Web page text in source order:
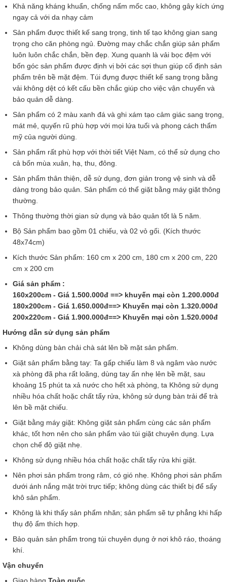
Khả năng kháng khuẩn, chống nấm mốc cao, không gây kích ứng
ngay cả với da nhạy cảm
Sản phẩm được thiết kế sang trọng, tinh tế tạo không gian sang
trọng cho căn phòng ngủ. Đường may chắc chắn giúp sản phẩm
luôn luôn chắc chắn, bền đẹp. Xung quanh là vải bọc đệm với
bốn góc sản phẩm được định vị bởi các sợi thun giúp cố định sản
phẩm trên bề mặt đệm. Túi đựng được thiết kế sang trọng bằng
vải không dệt có kết cấu bền chắc giúp cho việc vận chuyển và
bảo quản dễ dàng.
Sản phẩm có 2 màu xanh đá và ghi xám tạo cảm giác sang trọng,
mát mẻ, quyến rũ phù hợp với mọi lứa tuổi và phong cách thẩm
mỹ của người dùng.
Sản phẩm rất phù hợp với thời tiết Việt Nam, có thể sử dụng cho
cả bốn mùa xuân, hạ, thu, đông.
Sản phẩm thân thiện, dễ sử dụng, đơn giản trong vệ sinh và dễ
dàng trong bảo quản. Sản phẩm có thể giặt bằng máy giặt thông
thường.
Thông thường thời gian sử dụng và bảo quản tốt là 5 năm.
Bộ Sản phẩm bao gồm 01 chiếu, và 02 vỏ gối. (Kích thước
48x74cm)
Kích thước Sản phẩm: 160 cm x 200 cm, 180 cm x 200 cm, 220
cm x 200 cm
Giá sản phẩm :
160x200cm - Giá 1.500.000đ ==> khuyến mại còn 1.200.000đ
180x200cm - Giá 1.650.000đ==> Khuyến mại còn 1.320.000đ
200x220cm - Giá 1.900.000đ==> Khuyến mại còn 1.520.000đ
Hướng dẫn sử dụng sản phẩm
Không dùng bàn chải chà sát lên bề mặt sản phẩm.
Giặt sản phẩm bằng tay: Ta gấp chiếu làm 8 và ngâm vào nước
xà phòng đã pha rất loãng, dùng tay ấn nhẹ lên bề mặt, sau
khoảng 15 phút ta xả nước cho hết xà phòng, ta Không sử dụng
nhiều hóa chất hoặc chất tẩy rửa, không sử dụng bàn trải để trà
lên bề mặt chiếu.
Giặt bằng máy giặt: Không giặt sản phẩm cùng các sản phẩm
khác, tốt hơn nên cho sản phẩm vào túi giặt chuyên dụng. Lựa
chọn chế độ giặt nhẹ.
Không sử dụng nhiều hóa chất hoặc chất tẩy rửa khi giặt.
Nên phơi sản phẩm trong râm, có gió nhẹ. Không phơi sản phẩm
dưới ánh nắng mặt trời trực tiếp; không dùng các thiết bị để sấy
khô sản phẩm.
Không là khi thấy sản phẩm nhăn; sản phẩm sẽ tự phẳng khi hấp
thụ độ ẩm thích hợp.
Bảo quản sản phẩm trong túi chuyên dụng ở nơi khô ráo, thoáng
khí.
Vận chuyển